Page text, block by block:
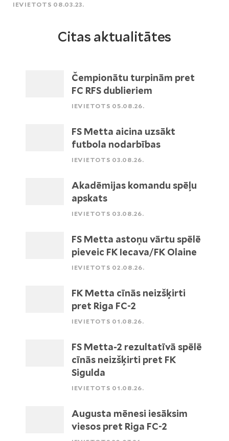
IEVIETOTS 08.03.23.
Citas aktualitātes
Čempionātu turpinām pret
FC RFS dublieriem
IEVIETOTS 05.08.26.
FS Metta aicina uzsākt
futbola nodarbības
IEVIETOTS 03.08.26.
Akadēmijas komandu spēļu
apskats
IEVIETOTS 03.08.26.
FS Metta astoņu vārtu spēlē
pieveic FK Iecava/FK Olaine
IEVIETOTS 02.08.26.
FK Metta cīnās neizšķirti
pret Riga FC-2
IEVIETOTS 01.08.26.
FS Metta-2 rezultatīvā spēlē
cīnās neizšķirti pret FK
Sigulda
IEVIETOTS 01.08.26.
Augusta mēnesi iesāksim
viesos pret Riga FC-2